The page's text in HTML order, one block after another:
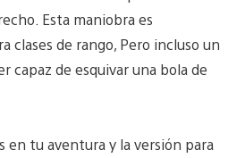
Esta maniobra es
clases de rango, Pero incluso un
capaz de esquivar una bola de
en tu aventura y la versión para